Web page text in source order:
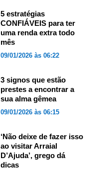
5 estratégias
CONFIÁVEIS para ter
uma renda extra todo
mês
09/01/2026 às 06:22
3 signos que estão
prestes a encontrar a
sua alma gêmea
09/01/2026 às 06:15
‘Não deixe de fazer isso
ao visitar Arraial
D’Ajuda’, grego dá
dicas